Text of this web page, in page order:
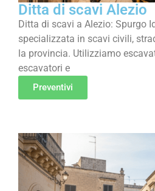
Ditta di scavi Alezio
Ditta di scavi a Alezio: Spurgo
specializzata in scavi civili,
la provincia. Utilizziamo
escavatori e
Preventivi